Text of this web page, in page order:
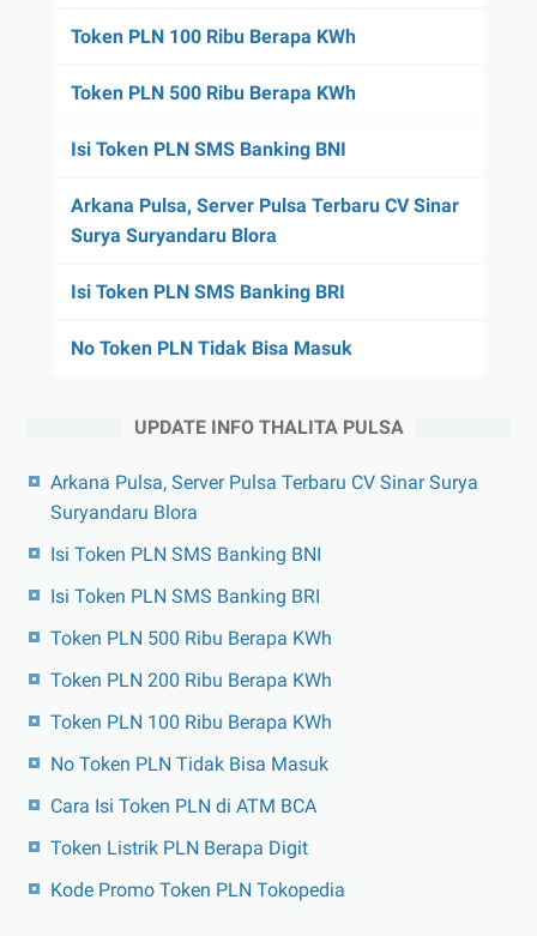
Token PLN 100 Ribu Berapa KWh
Token PLN 500 Ribu Berapa KWh
Isi Token PLN SMS Banking BNI
Arkana Pulsa, Server Pulsa Terbaru CV Sinar
Surya Suryandaru Blora
Isi Token PLN SMS Banking BRI
No Token PLN Tidak Bisa Masuk
UPDATE INFO THALITA PULSA
Arkana Pulsa, Server Pulsa Terbaru CV Sinar Surya
Suryandaru Blora
Isi Token PLN SMS Banking BNI
Isi Token PLN SMS Banking BRI
Token PLN 500 Ribu Berapa KWh
Token PLN 200 Ribu Berapa KWh
Token PLN 100 Ribu Berapa KWh
No Token PLN Tidak Bisa Masuk
Cara Isi Token PLN di ATM BCA
Token Listrik PLN Berapa Digit
Kode Promo Token PLN Tokopedia